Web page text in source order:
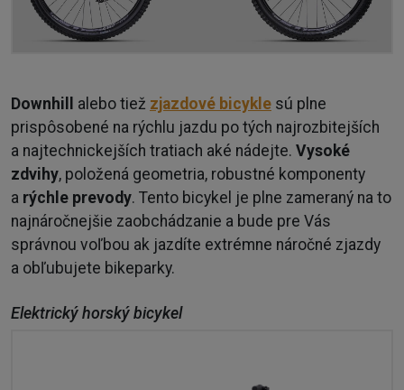
Downhill alebo tiež zjazdové bicykle sú plne
prispôsobené na rýchlu jazdu po tých najrozbitejších
a najtechnickejších tratiach aké nádejte. Vysoké
zdvihy, položená geometria, robustné komponenty
a rýchle prevody. Tento bicykel je plne zameraný na to
najnáročnejšie zaobchádzanie a bude pre Vás
správnou voľbou ak jazdíte extrémne náročné zjazdy
a obľubujete bikeparky.
Elektrický horský bicykel